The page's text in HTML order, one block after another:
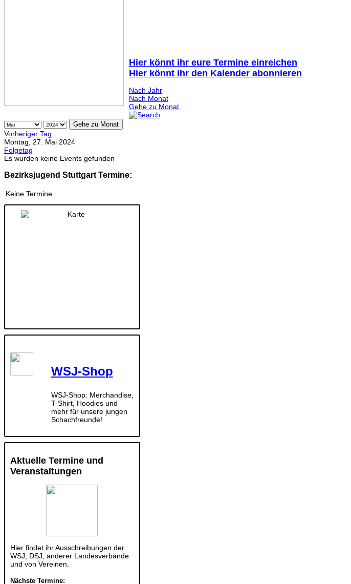
Hier könnt ihr eure Termine einreichen
Hier könnt ihr den Kalender abonnieren
Nach Jahr
Nach Monat
Gehe zu Monat
Gehe zu Monat
Vorheriger Tag
Montag, 27. Mai 2024
Folgetag
Es wurden keine Events gefunden
Bezirksjugend Stuttgart Termine:
Keine Termine
WSJ-Shop
WSJ-Shop: Merchandise,
T-Shirt, Hoodies und
mehr für unsere jungen
Schachfreunde!
Aktuelle Termine und
Veranstaltungen
Hier findet ihr Ausschreibungen der
WSJ, DSJ, anderer Landesverbände
und von Vereinen.
Nächste Termine: